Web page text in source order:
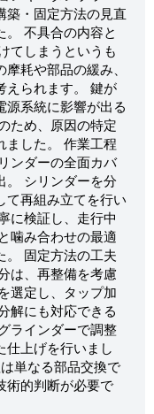
築・固定方法の見直
。 不具合の内容と
てしまうというも
耗や部品の緩み、
えられます。 鍵が
源系統に影響が出る
ため、原因の特定
ました。 作業工程
ンダーの全面カバ
。 シリンダーを分
て再組み立てを行い
に検証し、走行中
噛み合わせの最適
。 固定方法の工夫
は、再整備を考慮
選定し、タップ加
解にも対応できる
ラインダーで調整
仕上げを行いまし
単なる部品交換で
術的判断が必要で